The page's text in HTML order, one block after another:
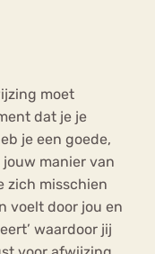
moet
dat je je
je een goede,
manier van
zich misschien
voelt door jou en
waardoor jij